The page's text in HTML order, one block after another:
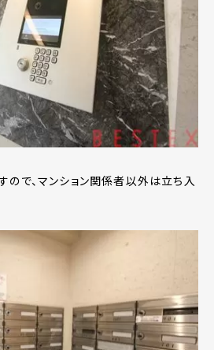
ので、マンション関係者以外は立ち入